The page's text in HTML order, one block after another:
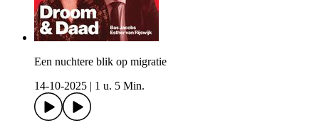
Een nuchtere blik op migratie
14-10-2025
1 u. 5 Min.